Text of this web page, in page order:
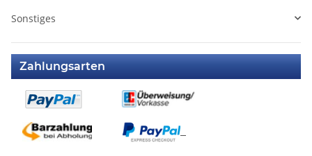
Sonstiges
Zahlungsarten